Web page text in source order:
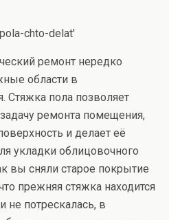
ремонт нередко
области в
Стяжка пола позволяет
ремонта помещения,
и делает её
укладки облицовочного
вы сняли старое покрытие
прежняя стяжка находится
не потрескалась, в